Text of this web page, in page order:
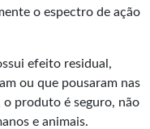
o espectro de ação
efeito residual,
ou que pousaram nas
o produto é seguro, não
e animais.